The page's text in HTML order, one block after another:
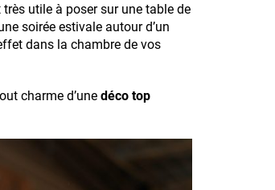
utile à poser sur une table de
soirée estivale autour d’un
dans la chambre de vos
charme d’une déco top